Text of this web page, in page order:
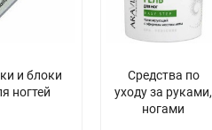
и блоки
ногтей
Средства по
уходу за руками,
ногами